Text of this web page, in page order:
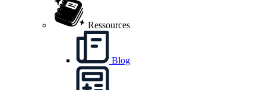
Ressources
Blog